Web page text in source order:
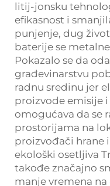
litij-jonsku
efikasnost i
punjenje, dug
baterije se
Pokazalo se da
građevinarstvu
radnu sredinu jer
proizvode emisije
omogućava da se
prostorijama na
proizvođači hrane
ekološki osetljiva
takođe značajno
manje vremena